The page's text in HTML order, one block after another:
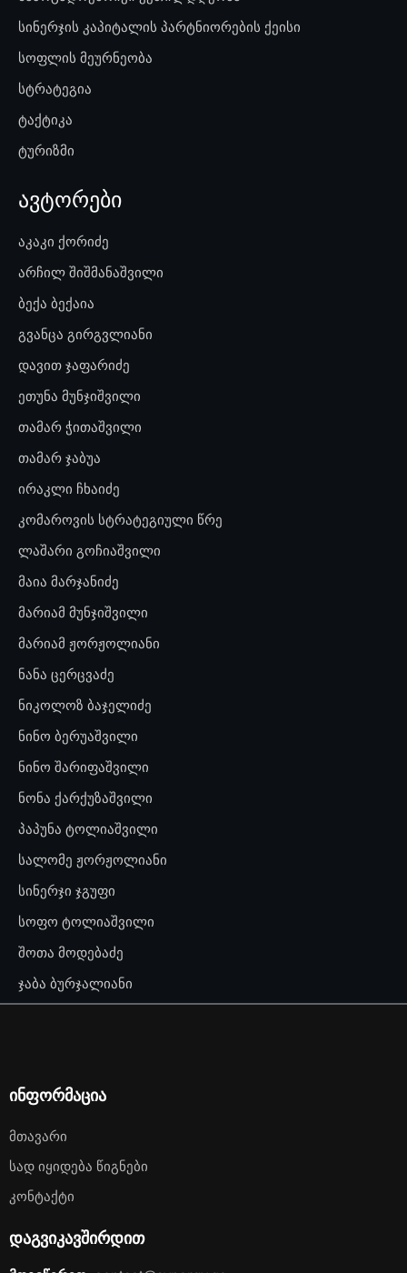
სინერჯის კაპიტალის პარტნიორების ქეისი
სოფლის მეურნეობა
სტრატეგია
ტაქტიკა
ტურიზმი
ავტორები
აკაკი ქორიძე
არჩილ შიშმანაშვილი
ბექა ბექაია
გვანცა გირგვლიანი
დავით ჯაფარიძე
ეთუნა მუნჯიშვილი
თამარ ჭითაშვილი
თამარ ჯაბუა
ირაკლი ჩხაიძე
კომაროვის სტრატეგიული წრე
ლაშარი გოჩიაშვილი
მაია მარჯანიძე
მარიამ მუნჯიშვილი
მარიამ ჟორჟოლიანი
ნანა ცერცვაძე
ნიკოლოზ ბაჯელიძე
ნინო ბერუაშვილი
ნინო შარიფაშვილი
ნონა ქარქუზაშვილი
პაპუნა ტოლიაშვილი
სალომე ჟორჟოლიანი
სინერჯი ჯგუფი
სოფო ტოლიაშვილი
შოთა მოდებაძე
ჯაბა ბურჯალიანი
ინფორმაცია
Მთავარი
Სად Იყიდება Წიგნები
Კონტაქტი
დაგვიკავშირდით